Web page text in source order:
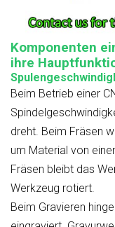
Komponenten
ihre
Beim Betrieb einer
dreht. Beim Fräsen
um Material von
Fräsen bleibt das
Werkzeug rotiert.
Beim Gravieren